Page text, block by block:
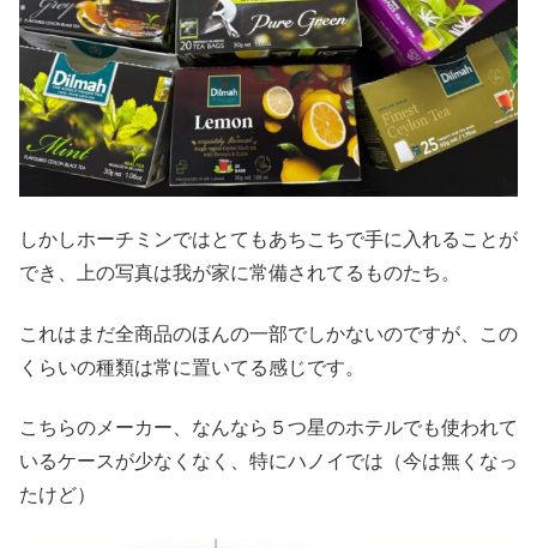
しかしホーチミンではとてもあちこちで手に入れることが
でき、上の写真は我が家に常備されてるものたち。
これはまだ全商品のほんの一部でしかないのですが、この
くらいの種類は常に置いてる感じです。
こちらのメーカー、なんなら５つ星のホテルでも使われて
いるケースが少なくなく、特にハノイでは（今は無くなっ
たけど）